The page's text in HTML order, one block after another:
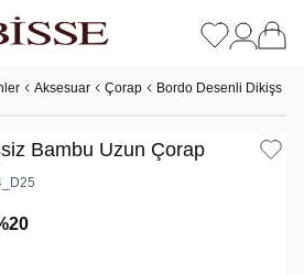
Aksesuar Çorap Bordo Desenli Dikişsiz
Bambu Uzun Çorap
20